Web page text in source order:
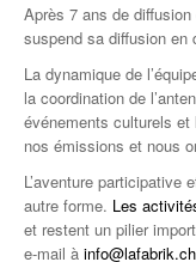
Après 7 ans de
suspend sa diffusion en
La dynamique de
la coordination de
événements culturels
nos émissions et nous
L’aventure participative
autre forme. Les
et restent un pilier
e-mail à info@lafabrik.ch